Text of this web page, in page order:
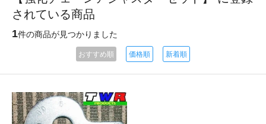
されている商品
1件の商品が見つかりました
おすすめ順 価格順 新着順